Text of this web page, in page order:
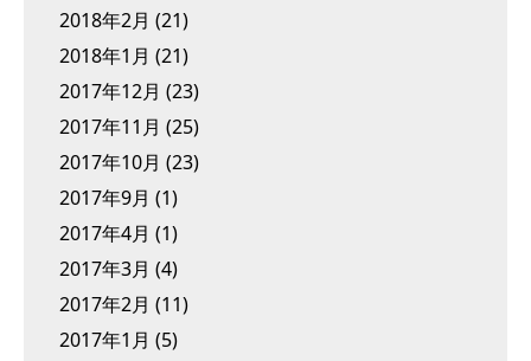
2018年2月 (21)
2018年1月 (21)
2017年12月 (23)
2017年11月 (25)
2017年10月 (23)
2017年9月 (1)
2017年4月 (1)
2017年3月 (4)
2017年2月 (11)
2017年1月 (5)